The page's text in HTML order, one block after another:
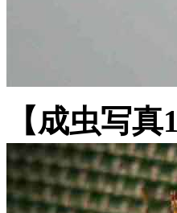
【成虫写真1